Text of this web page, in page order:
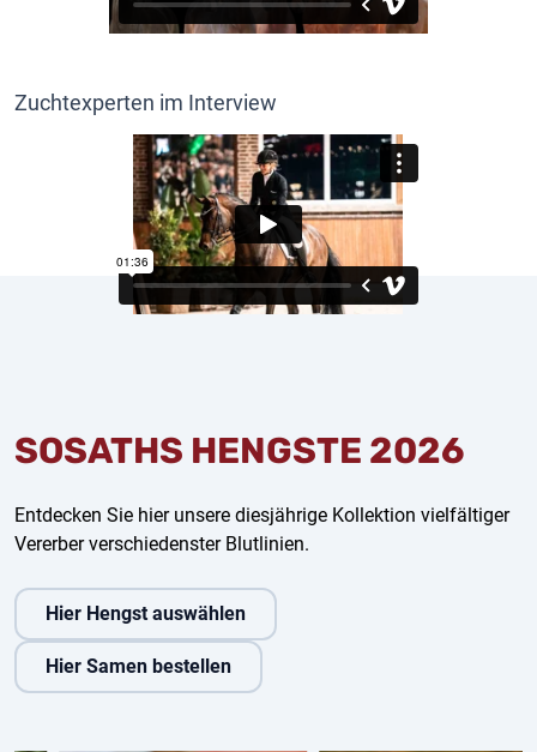
Zuchtexperten im Interview
SOSATHS HENGSTE 2026
Entdecken Sie hier unsere diesjährige Kollektion vielfältiger
Vererber verschiedenster Blutlinien.
Hier Hengst auswählen
Hier Samen bestellen